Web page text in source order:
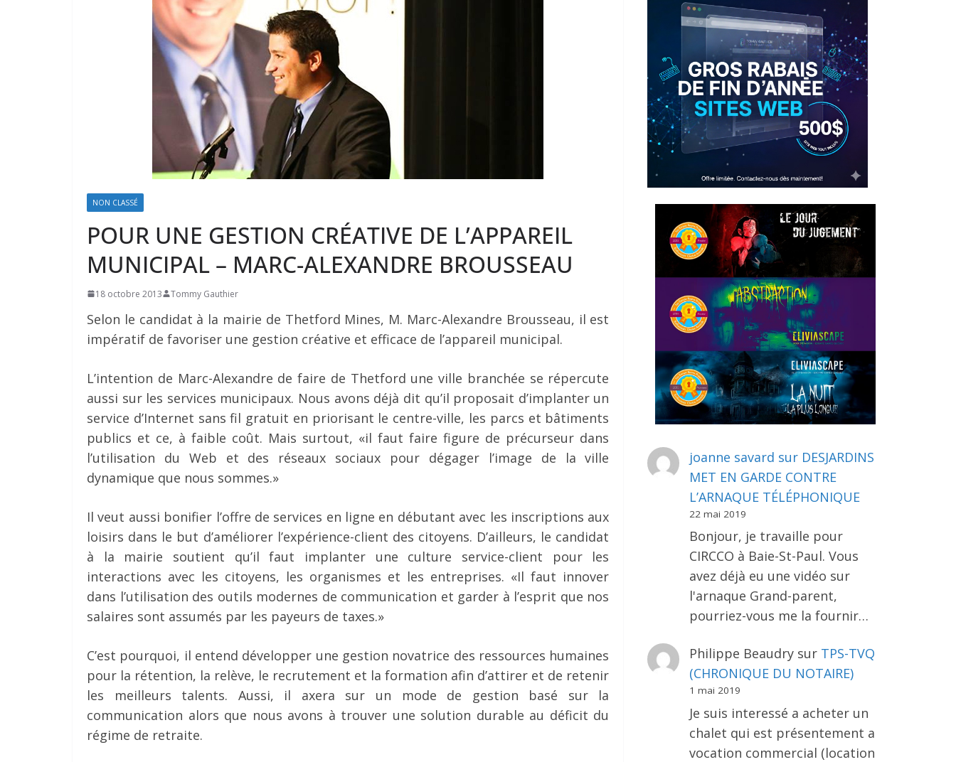
NON CLASSÉ
POUR UNE GESTION CRÉATIVE DE L’APPAREIL
MUNICIPAL – MARC-ALEXANDRE BROUSSEAU
18 octobre 2013 Tommy Gauthier
Selon le candidat à la mairie de Thetford Mines, M. Marc-Alexandre Brousseau, il est
impératif de favoriser une gestion créative et efficace de l’appareil municipal.
L’intention de Marc-Alexandre de faire de Thetford une ville branchée se répercute
aussi sur les services municipaux. Nous avons déjà dit qu’il proposait d’implanter un
service d’Internet sans fil gratuit en priorisant le centre-ville, les parcs et bâtiments
publics et ce, à faible coût. Mais surtout, «il faut faire figure de précurseur dans
l’utilisation du Web et des réseaux sociaux pour dégager l’image de la ville
dynamique que nous sommes.»
Il veut aussi bonifier l’offre de services en ligne en débutant avec les inscriptions aux
loisirs dans le but d’améliorer l’expérience-client des citoyens. D’ailleurs, le candidat
à la mairie soutient qu’il faut implanter une culture service-client pour les
interactions avec les citoyens, les organismes et les entreprises. «Il faut innover
dans l’utilisation des outils modernes de communication et garder à l’esprit que nos
salaires sont assumés par les payeurs de taxes.»
C’est pourquoi, il entend développer une gestion novatrice des ressources humaines
pour la rétention, la relève, le recrutement et la formation afin d’attirer et de retenir
les meilleurs talents. Aussi, il axera sur un mode de gestion basé sur la
communication alors que nous avons à trouver une solution durable au déficit du
régime de retraite.
joanne savard sur DESJARDINS
MET EN GARDE CONTRE
L’ARNAQUE TÉLÉPHONIQUE
22 mai 2019
Bonjour, je travaille pour
CIRCCO à Baie-St-Paul. Vous
avez déjà eu une vidéo sur
l'arnaque Grand-parent,
pourriez-vous me la fournir…
Philippe Beaudrysur TPS-TVQ
(CHRONIQUE DU NOTAIRE)
1 mai 2019
Je suis interessé a acheter un
chalet qui est présentement a
vocation commercial (location